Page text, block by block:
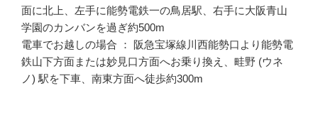
面に北上、左手に能勢電鉄一の鳥居駅、右手に大阪青山
学園のカンバンを過ぎ約500m
電車でお越しの場合 ： 阪急宝塚線川西能勢口より能勢電
鉄山下方面または妙見口方面へお乗り換え、畦野 (ウネ
ノ) 駅を下車、南東方面へ徒歩約300m